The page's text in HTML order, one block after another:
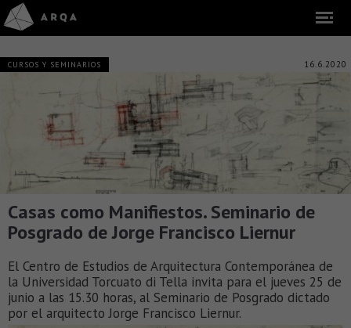
CURSOS Y SEMINARIOS 16.6.2020
Casas como Manifiestos. Seminario de
Posgrado de Jorge Francisco Liernur
El Centro de Estudios de Arquitectura Contemporánea de
la Universidad Torcuato di Tella invita para el jueves 25 de
junio a las 15.30 horas, al Seminario de Posgrado dictado
por el arquitecto Jorge Francisco Liernur.